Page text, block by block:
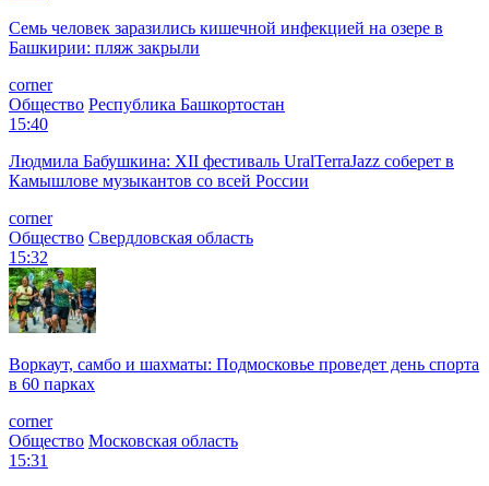
Семь человек заразились кишечной инфекцией на озере в
Башкирии: пляж закрыли
corner
Общество Республика Башкортостан
15:40
Людмила Бабушкина: XII фестиваль UralTerraJazz соберет в
Камышлове музыкантов со всей России
corner
Общество Свердловская область
15:32
Воркаут, самбо и шахматы: Подмосковье проведет день спорта
в 60 парках
corner
Общество Московская область
15:31